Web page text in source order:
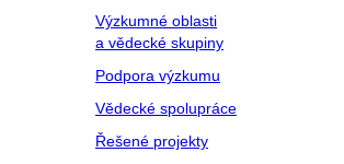
Výzkumné oblasti
a vědecké skupiny
Podpora výzkumu
Vědecké spolupráce
Řešené projekty